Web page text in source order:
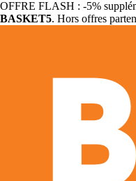
OFFRE FLASH : -5%
BASKET5. Hors offres